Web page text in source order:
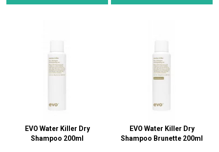
EVO Water Killer Dry
Shampoo 200ml
EVO Water Killer Dry
Shampoo Brunette 200ml